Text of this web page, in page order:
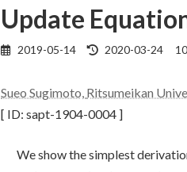
Update
2019-05-14
最
新
日
2020-03-24
Sueo Sugimoto, Ritsumeikan
[ ID: sapt-1904-0004 ]
We show the simplest